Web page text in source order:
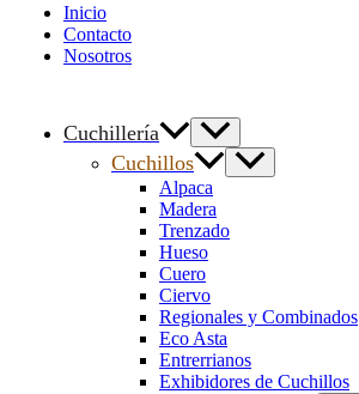
Inicio
Contacto
Nosotros
Cuchillería
Cuchillos
Alpaca
Madera
Trenzado
Hueso
Cuero
Ciervo
Regionales y Combinados
Eco Asta
Entrerrianos
Exhibidores de Cuchillos